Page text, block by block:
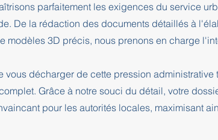
parfaitement les exigences du service
De la rédaction des documents détaillés à
modèles 3D précis, nous prenons en charge
vous décharger de cette pression
Grâce à notre souci du détail, votre
pour les autorités locales, maximisant